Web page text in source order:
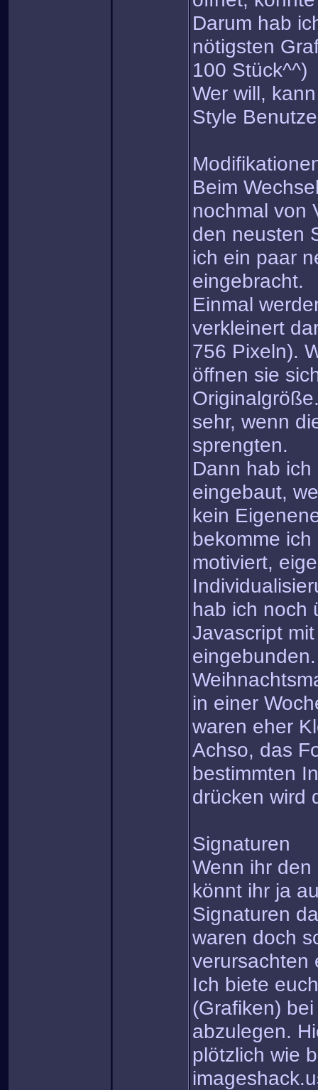
Darum hab
nötigsten
100 Stück^^)
Wer will,
Style
Beim
nochmal von
den neusten
ich ein paar
eingebracht.
Einmal
verkleinert
756 Pixeln).
öffnen sie
sehr, wenn
sprengten.
Dann hab
eingebaut,
kein
bekomme
motiviert,
hab ich noch
Javascript
in einer
waren eher
Achso, das
bestimmten
drücken wird
Signaturen
Wenn ihr
könnt ihr ja
Signaturen
waren doch
verursachten
Ich biete
(Grafiken)
abzulegen.
plötzlich wie